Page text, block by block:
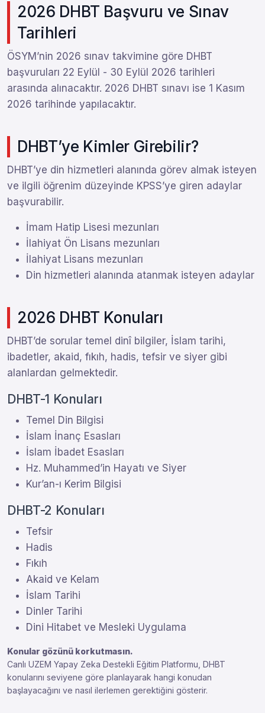
2026 DHBT Başvuru ve Sınav
Tarihleri
ÖSYM’nin 2026 sınav takvimine göre DHBT
başvuruları 22 Eylül - 30 Eylül 2026 tarihleri
arasında alınacaktır. 2026 DHBT sınavı ise 1 Kasım
2026 tarihinde yapılacaktır.
DHBT’ye Kimler Girebilir?
DHBT’ye din hizmetleri alanında görev almak isteyen
ve ilgili öğrenim düzeyinde KPSS’ye giren adaylar
başvurabilir.
İmam Hatip Lisesi mezunları
İlahiyat Ön Lisans mezunları
İlahiyat Lisans mezunları
Din hizmetleri alanında atanmak isteyen adaylar
2026 DHBT Konuları
DHBT’de sorular temel dinî bilgiler, İslam tarihi,
ibadetler, akaid, fıkıh, hadis, tefsir ve siyer gibi
alanlardan gelmektedir.
DHBT-1 Konuları
Temel Din Bilgisi
İslam İnanç Esasları
İslam İbadet Esasları
Hz. Muhammed’in Hayatı ve Siyer
Kur’an-ı Kerim Bilgisi
DHBT-2 Konuları
Tefsir
Hadis
Fıkıh
Akaid ve Kelam
İslam Tarihi
Dinler Tarihi
Dini Hitabet ve Mesleki Uygulama
Konular gözünü korkutmasın.
Canlı UZEM Yapay Zeka Destekli Eğitim Platformu, DHBT
konularını seviyene göre planlayarak hangi konudan
başlayacağını ve nasıl ilerlemen gerektiğini gösterir.